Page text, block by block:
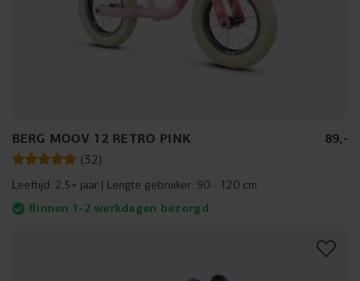
BERG MOOV 12 RETRO PINK 89,-
(32)
Leeftijd: 2,5+ jaar Lengte gebruiker: 90 - 120 cm
Binnen 1-2 werkdagen bezorgd